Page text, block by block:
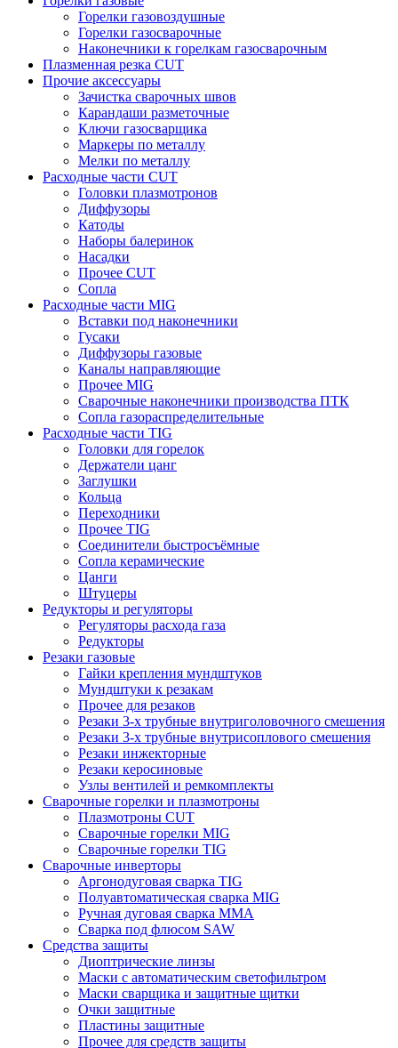
Горелки газовоздушные
Горелки газосварочные
Наконечники к горелкам газосварочным
Плазменная резка CUT
Прочие аксессуары
Зачистка сварочных швов
Карандаши разметочные
Ключи газосварщика
Маркеры по металлу
Мелки по металлу
Расходные части CUT
Головки плазмотронов
Диффузоры
Катоды
Наборы балеринок
Насадки
Прочее CUT
Сопла
Расходные части MIG
Вставки под наконечники
Гусаки
Диффузоры газовые
Каналы направляющие
Прочее MIG
Сварочные наконечники производства ПТК
Сопла газораспределительные
Расходные части TIG
Головки для горелок
Держатели цанг
Заглушки
Кольца
Переходники
Прочее TIG
Соединители быстросъёмные
Сопла керамические
Цанги
Штуцеры
Редукторы и регуляторы
Регуляторы расхода газа
Редукторы
Резаки газовые
Гайки крепления мундштуков
Мундштуки к резакам
Прочее для резаков
Резаки 3-х трубные внутриголовочного смешения
Резаки 3-х трубные внутрисоплового смешения
Резаки инжекторные
Резаки керосиновые
Узлы вентилей и ремкомплекты
Сварочные горелки и плазмотроны
Плазмотроны CUT
Сварочные горелки MIG
Сварочные горелки TIG
Сварочные инверторы
Аргонодуговая сварка TIG
Полуавтоматическая сварка MIG
Ручная дуговая сварка MMA
Сварка под флюсом SAW
Средства защиты
Диоптрические линзы
Маски с автоматическим светофильтром
Маски сварщика и защитные щитки
Очки защитные
Пластины защитные
Прочее для средств защиты